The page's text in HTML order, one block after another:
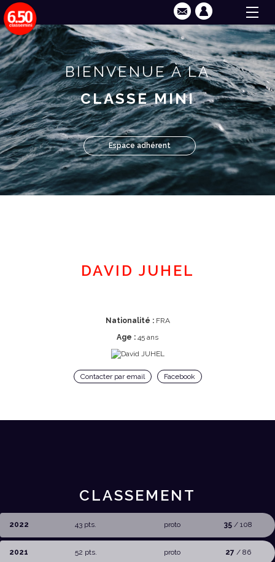
BIENVENUE À LA
CLASSE MINI
Espace adhérent
DAVID JUHEL
Nationalité :FRA
Age : 45 ans
Contacter par email Facebook
CLASSEMENT
2022 43 pts. proto 35/ 108
2021 52 pts. proto 27/ 86